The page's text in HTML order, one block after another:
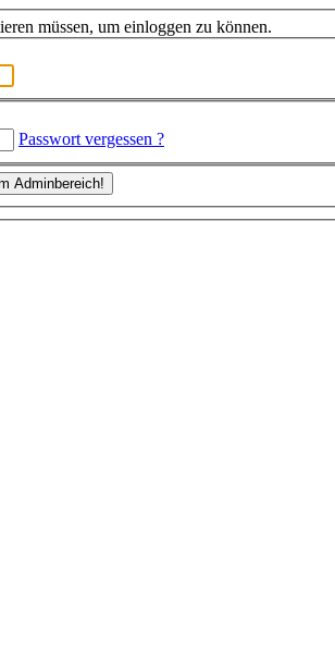
müssen, um einloggen zu können.
Passwort vergessen ?